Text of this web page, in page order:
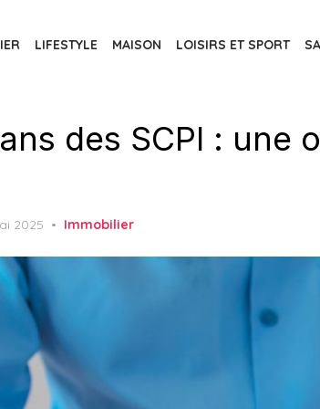
LIFESTYLE MAISON LOISIRS ET SPORT
des SCPI : une
2025 Immobilier